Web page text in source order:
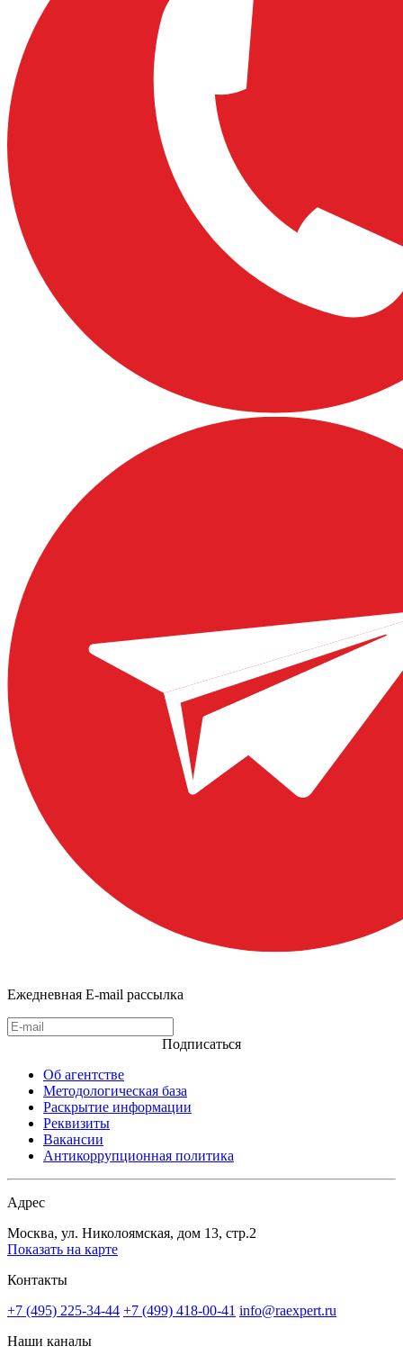
Ежедневная E-mail рассылка
Подписаться
Об агентстве
Методологическая база
Раскрытие информации
Реквизиты
Вакансии
Антикоррупционная политика
Адрес
Москва, ул. Николоямская, дом 13, стр.2
Показать на карте
Контакты
+7 (495) 225-34-44 +7 (499) 418-00-41 info@raexpert.ru
Наши каналы